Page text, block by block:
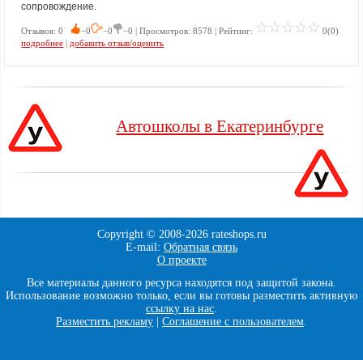
сопровождение.
Отзывов: 0 −0 −0 −0 | Просмотров: 8578 | Рейтинг:
0(0)
подробнее | добавить отзыв/оценить
Автошколы в Екатеринбурге
Copyright © 2008-2026 rateshops.ru
E-mail: Обратная связь
О проекте
Все материалы данного ресурса находятся под защитой закона.
Использование возможно только, если вы готовы разместить активную
ссылку на нас.
Разместить рекламу
Соглашение с пользователем.